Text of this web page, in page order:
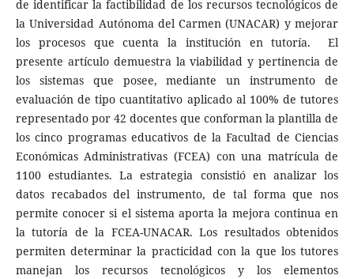
de identificar la factibilidad de los recursos tecnológicos de
la Universidad Autónoma del Carmen (UNACAR) y mejorar
los procesos que cuenta la institución en tutoría. El
presente artículo demuestra la viabilidad y pertinencia de
los sistemas que posee, mediante un instrumento de
evaluación de tipo cuantitativo aplicado al 100% de tutores
representado por 42 docentes que conforman la plantilla de
los cinco programas educativos de la Facultad de Ciencias
Económicas Administrativas (FCEA) con una matrícula de
1100 estudiantes. La estrategia consistió en analizar los
datos recabados del instrumento, de tal forma que nos
permite conocer si el sistema aporta la mejora continua en
la tutoría de la FCEA-UNACAR. Los resultados obtenidos
permiten determinar la practicidad con la que los tutores
manejan los recursos tecnológicos y los elementos